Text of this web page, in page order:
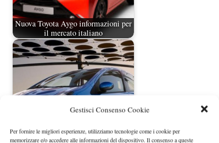
Gestisci Consenso Cookie
Per fornire le migliori esperienze, utilizziamo tecnologie come i cookie per
memorizzare e/o accedere alle informazioni del dispositivo. Il consenso a queste
Nuova Toyota Aygo informazioni per
il mercato italiano